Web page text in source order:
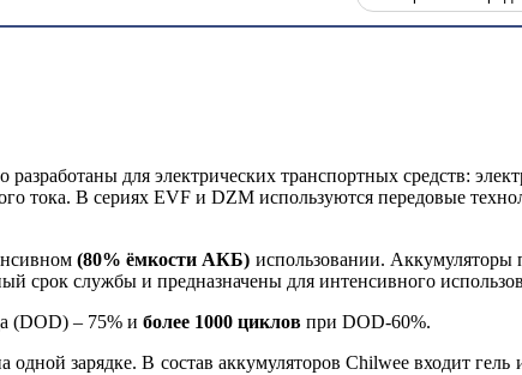
для электрических транспортных средств:
тока. В сериях EVF и DZM используются передовые
(80% ёмкости АКБ) использовании. Аккумуляторы
срок службы и предназначены для интенсивного
(DOD) – 75% и более 1000 циклов при DOD-60%.
одной зарядке. В состав аккумуляторов Chilwee входит